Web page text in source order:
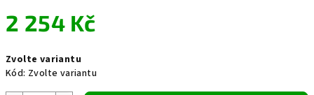
2 254 Kč
cena:
Zvolte variantu
Kód: Zvolte variantu